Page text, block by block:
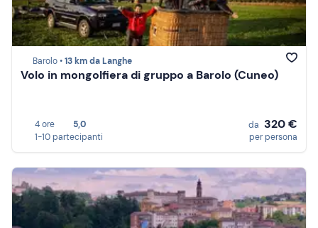
Barolo •13 km da Langhe
Volo in mongolfiera di gruppo a Barolo (Cuneo)
4 ore
5,0
1-10 partecipanti
da 320 €
per persona